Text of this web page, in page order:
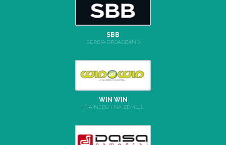
SBB
SERBIA BROADBAND
WIN WIN
I NA NEBU I NA ZEMLJI...